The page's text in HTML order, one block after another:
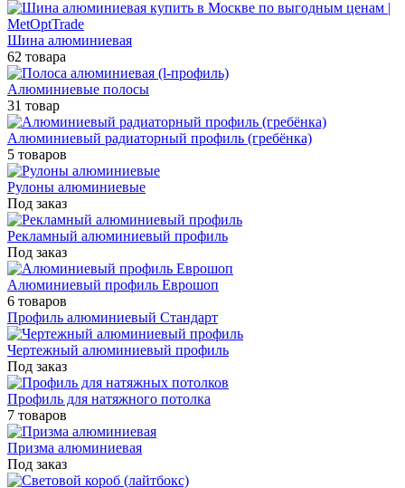
Шина алюминиевая
62 товара
Алюминиевые полосы
31 товар
Алюминиевый радиаторный профиль (гребёнка)
5 товаров
Рулоны алюминиевые
Под заказ
Рекламный алюминиевый профиль
Под заказ
Алюминиевый профиль Еврошоп
6 товаров
Профиль алюминиевый Стандарт
Чертежный алюминиевый профиль
Под заказ
Профиль для натяжного потолка
7 товаров
Призма алюминиевая
Под заказ